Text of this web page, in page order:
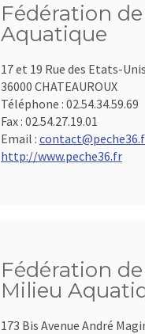
Fédération
Aquatique
17 et 19 Rue des Etats-Unis
36000 CHATEAUROUX
Téléphone : 02.54.34.59.69
Fax : 02.54.27.19.01
Email :
http://www.peche36.fr
Fédération
Milieu
173 Bis Avenue André